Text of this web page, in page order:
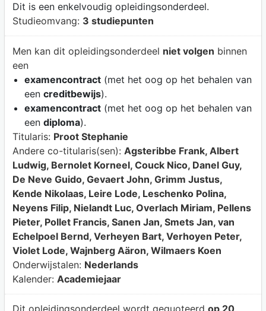
Dit is een enkelvoudig opleidingsonderdeel.
Studieomvang: 3 studiepunten
Men kan dit opleidingsonderdeel niet volgen binnen
een
examencontract(met het oog op het behalen van
een creditbewijs).
examencontract(met het oog op het behalen van
een diploma).
Titularis: Proot Stephanie
Andere co-titularis(sen): Agsteribbe Frank, Albert
Ludwig, Bernolet Korneel, Couck Nico, Danel Guy,
De Neve Guido, Gevaert John, Grimm Justus,
Kende Nikolaas, Leire Lode, Leschenko Polina,
Neyens Filip, Nielandt Luc, Overlach Miriam, Pellens
Pieter, Pollet Francis, Sanen Jan, Smets Jan, van
Echelpoel Bernd, Verheyen Bart, Verhoyen Peter,
Violet Lode, Wajnberg Aäron, Wilmaers Koen
Onderwijstalen: Nederlands
Kalender: Academiejaar